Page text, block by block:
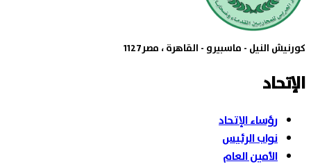
كورنيش النيل - ماسبيرو - القاهرة ، مصر1127
الإتحاد
رؤساء الإتحاد
نواب الرئيس
الأمين العام